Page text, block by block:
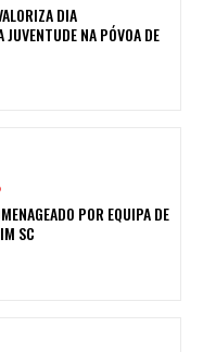
DIA
NA PÓVOA DE
POR EQUIPA DE
SC